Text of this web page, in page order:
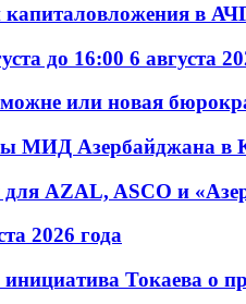
в
до 16:00 6 августа
или новая
МИД Азербайджана в
AZAL, ASCO и
2026 года
Токаева о